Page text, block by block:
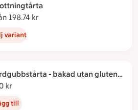
198.74 kr
variant
- bakad utan gluten
kr
till